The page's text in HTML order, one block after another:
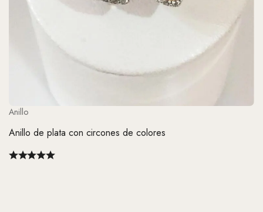
Anillo
Anillo de plata con circones de colores